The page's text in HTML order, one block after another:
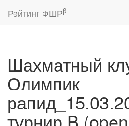
Рейтинг ФШРβ
Шахматный
Олимпик
турнир B